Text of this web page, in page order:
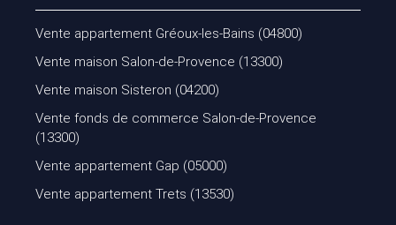
Vente appartement Gréoux-les-Bains (04800)
Vente maison Salon-de-Provence (13300)
Vente maison Sisteron (04200)
Vente fonds de commerce Salon-de-Provence
(13300)
Vente appartement Gap (05000)
Vente appartement Trets (13530)